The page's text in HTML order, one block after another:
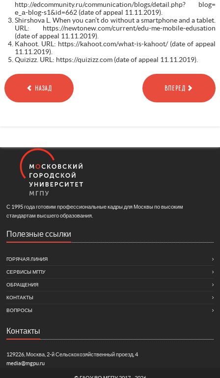
http://edcommunity.ru/communication/blogs/detail.php? blog=
е_а-blоg-s1&id=662 (date of appeal 11.11.2019).
Shirshova L. When you can’t do without a smartphone and a tablet.
URL: https://newtonew.com/current/edu-me-mobile-edusation
(date of appeal 11.11.2019).
Kаhооt. URL: https://kаhооt.соm/whаt-is-kаhооt/ (date of appeal
11.11.2019).
Quizizz. URL: https://quizizz.com (date of appeal 11.11.2019).
НАЗАД ВПЕРЕД
С 1995 года готовим профессиональные кадры для Москвы по высоким
стандартам высшего образования.
Полезные ссылки
ГОРЯЧАЯ ЛИНИЯ
СЕРВИСЫ МГПУ
ОБРАЩЕНИЯ
КОНТАКТЫ
ВОПРОСЫ
Контакты
129226, Москва, 2-й Сельскохозяйственный проезд, 4
media@mgpu.ru